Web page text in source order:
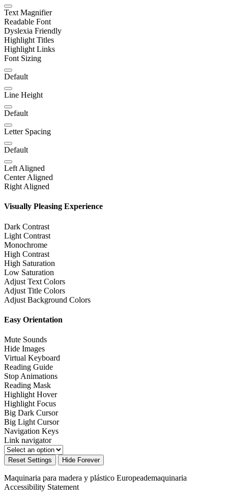
Text Magnifier
Readable Font
Dyslexia Friendly
Highlight Titles
Highlight Links
Font Sizing
Default
Line Height
Default
Letter Spacing
Default
Left Aligned
Center Aligned
Right Aligned
Visually Pleasing Experience
Dark Contrast
Light Contrast
Monochrome
High Contrast
High Saturation
Low Saturation
Adjust Text Colors
Adjust Title Colors
Adjust Background Colors
Easy Orientation
Mute Sounds
Hide Images
Virtual Keyboard
Reading Guide
Stop Animations
Reading Mask
Highlight Hover
Highlight Focus
Big Dark Cursor
Big Light Cursor
Navigation Keys
Link navigator
Reset Settings Hide Forever
Maquinaria para madera y plástico Europeademaquinaria
Accessibility Statement